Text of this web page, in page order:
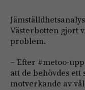
Västerbotten gjort
problem.
– Efter #metoo-
att de behövdes
motverkande av